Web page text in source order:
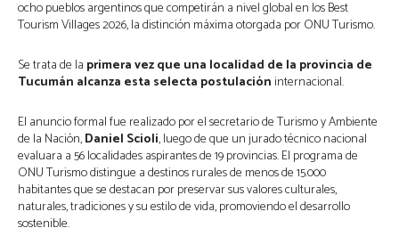
ocho pueblos argentinos que competirán a nivel global en los Best
Tourism Villages 2026, la distinción máxima otorgada por ONU Turismo.
Se trata de la primera vez que una localidad de la provincia de
Tucumán alcanza esta selecta postulacióninternacional.
El anuncio formal fue realizado por el secretario de Turismo y Ambiente
de la Nación,Daniel Scioli, luego de que un jurado técnico nacional
evaluara a 56 localidades aspirantes de 19 provincias. El programa de
ONU Turismo distingue a destinos rurales de menos de 15.000
habitantes que se destacan por preservar sus valores culturales,
naturales, tradiciones y su estilo de vida, promoviendo el desarrollo
sostenible.